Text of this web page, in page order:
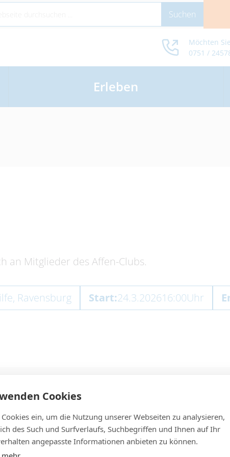
Cookies
ein, um die Nutzung unserer Webseiten zu analysieren,
des Such und Surfverlaufs, Suchbegriffen und Ihnen auf Ihr
angepasste Informationen anbieten zu können.
Möchten
0751 /
Erleben
an Mitglieder des Affen-Clubs.
Ravensburg Start:24.3.202616:00Uhr